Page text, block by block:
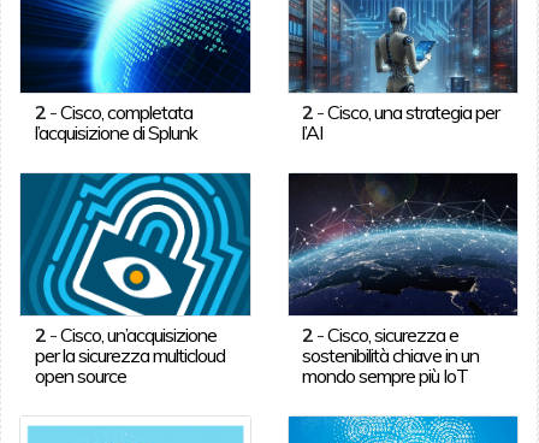
2-Cisco, completata
l’acquisizione di Splunk
2 -Cisco, una strategia per
l’AI
2-Cisco, un’acquisizione
per la sicurezza multicloud
open source
2 -Cisco, sicurezza e
sostenibilità chiave in un
mondo sempre più IoT